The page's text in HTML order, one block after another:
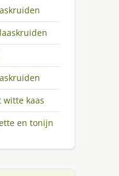
witte kaas
en tonijn